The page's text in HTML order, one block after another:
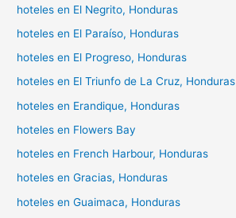
hoteles en El Negrito, Honduras
hoteles en El Paraíso, Honduras
hoteles en El Progreso, Honduras
hoteles en El Triunfo de La Cruz, Honduras
hoteles en Erandique, Honduras
hoteles en Flowers Bay
hoteles en French Harbour, Honduras
hoteles en Gracias, Honduras
hoteles en Guaimaca, Honduras